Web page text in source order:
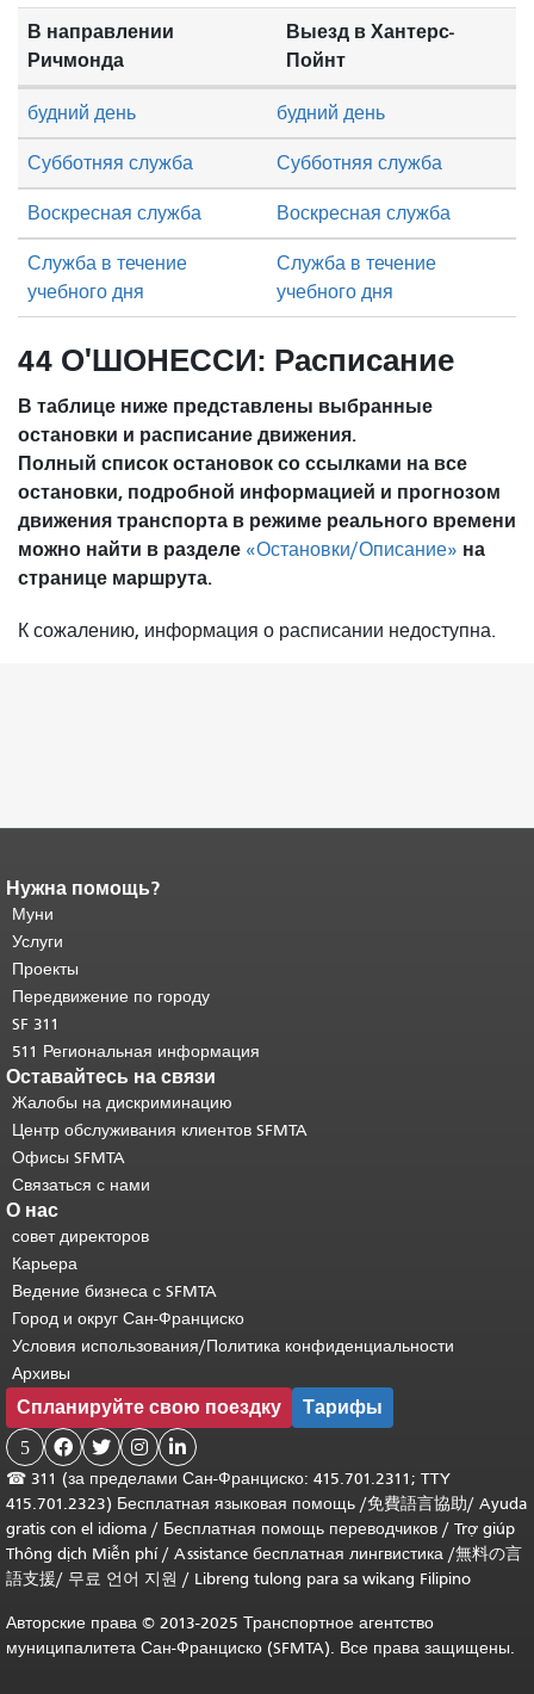
В направлении
Ричмонда
Выезд в Хантерс-
Пойнт
Субботняя служба Субботняя служба
Воскресная служба Воскресная служба
будний день будний день
Служба в течение
учебного дня
Служба в течение
учебного дня
44 О'ШОНЕССИ: Расписание
В таблице ниже представлены выбранные
остановки и расписание движения.
Полный список остановок со ссылками на все
остановки, подробной информацией и прогнозом
движения транспорта в режиме реального времени
можно найти в разделе «Остановки/Описание» на
странице маршрута.
К сожалению, информация о расписании недоступна.
Конец содержимого
страницы.
страницы повторяется на каждой
странице.
основного содержимого .
Нужна помощь?
Муни
Услуги
Проекты
Передвижение по городу
SF 311
511 Региональная информация
Оставайтесь на связи
Жалобы на дискриминацию
Центр обслуживания клиентов SFMTA
Офисы SFMTA
Связаться с нами
О нас
совет директоров
Карьера
Ведение бизнеса с SFMTA
Город и округ Сан-Франциско
Условия использования/Политика конфиденциальности
Архивы
Спланируйте свою поездку Тарифы
5    
☎ 311 (за пределами Сан-Франциско: 415.701.2311; TTY
415.701.2323) Бесплатная языковая помощь /免費語言協助/ Ayuda
gratis con el idioma / Бесплатная помощь переводчиков / Trợ giúp
Thông dịch Miễn phí/ Assistance бесплатная лингвистика /無料の言
語支援/ 무료 언어 지원 / Libreng tulong para sa wikang Filipino
Авторские права © 2013-2025 Транспортное агентство
муниципалитета Сан-Франциско (SFMTA). Все права защищены.